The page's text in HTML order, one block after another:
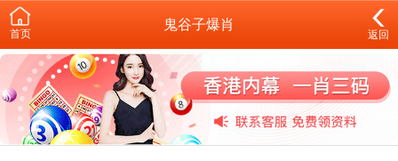
首页
鬼谷子爆肖
返回